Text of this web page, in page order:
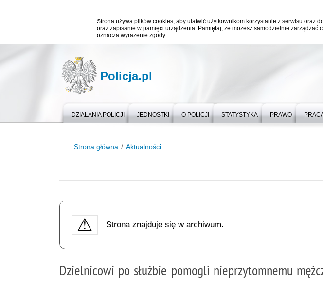
Strona używa plików cookies, aby ułatwić użytkownikom korzystanie z serwisu oraz
oraz zapisanie w pamięci urządzenia. Pamiętaj, że możesz samodzielnie
oznacza wyrażenie zgody.
Policja.pl
DZIAŁANIA POLICJI JEDNOSTKI O POLICJI STATYSTYKA PRAWO
Strona główna Aktualności
Strona znajduje się w archiwum.
Dzielnicowi po służbie pomogli nieprzytomnemu